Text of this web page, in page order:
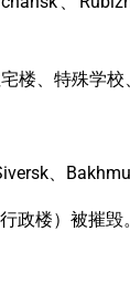
楼、特殊学校
、
政楼）被摧毁